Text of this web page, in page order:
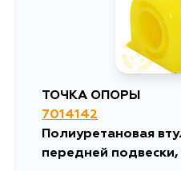
ТОЧКА ОПОРЫ
7014142
Полиуретановая
передней подвески,